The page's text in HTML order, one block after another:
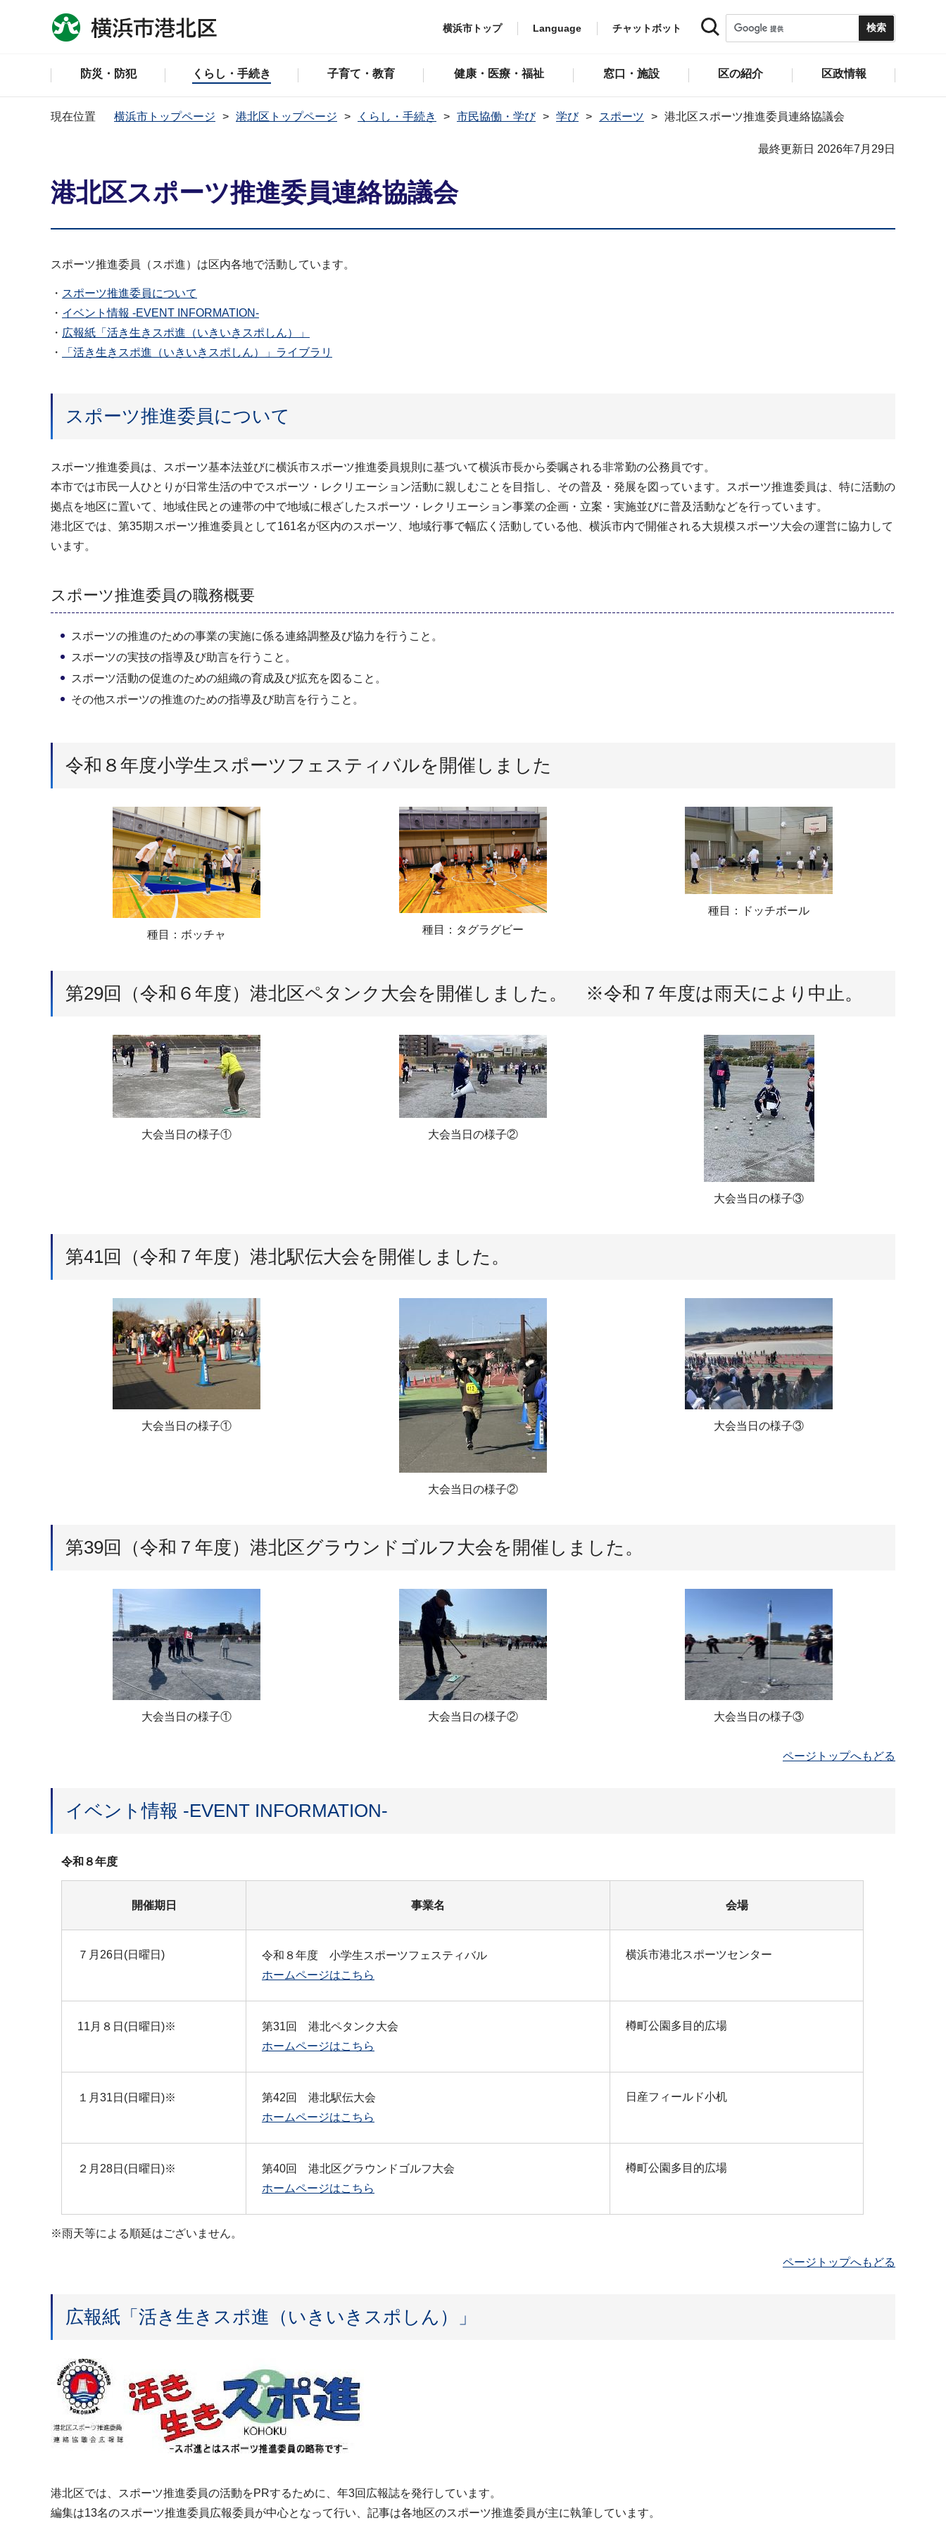
横浜市トップ Language チャットボット
防災・防犯 くらし・手続き 子育て・教育 健康・医療・福祉 窓口・施設 区の紹介 区政情報
現在位置 横浜市トップページ 港北区トップページ くらし・手続き 市民協働・学び 学び スポーツ 港北区スポーツ推進委員連絡協議会
最終更新日 2026年7月29日
港北区スポーツ推進委員連絡協議会
スポーツ推進委員（スポ進）は区内各地で活動しています。
・ スポーツ推進委員について
・ イベント情報 -EVENT INFORMATION-
・ 広報紙「活き生きスポ進（いきいきスポしん）」
・
「活き生きスポ進（いきいきスポしん）」ライブラリ
スポーツ推進委員について
スポーツ推進委員は、スポーツ基本法並びに横浜市スポーツ推進委員規則に基づいて横浜市長から委嘱される非常勤の公務員です。
本市では市民一人ひとりが日常生活の中でスポーツ・レクリエーション活動に親しむことを目指し、その普及・発展を図っています。スポーツ推進委員は、特に活動の
拠点を地区に置いて、地域住民との連帯の中で地域に根ざしたスポーツ・レクリエーション事業の企画・立案・実施並びに普及活動などを行っています。
港北区では、第35期スポーツ推進委員として161名が区内のスポーツ、地域行事で幅広く活動している他、横浜市内で開催される大規模スポーツ大会の運営に協力して
います。
スポーツ推進委員の職務概要
スポーツの推進のための事業の実施に係る連絡調整及び協力を行うこと。
スポーツの実技の指導及び助言を行うこと。
スポーツ活動の促進のための組織の育成及び拡充を図ること。
その他スポーツの推進のための指導及び助言を行うこと。
令和８年度小学生スポーツフェスティバルを開催しました
種目：ボッチャ 種目：タグラグビー
種目：ドッチボール
第29回（令和６年度）港北区ペタンク大会を開催しました。 ※令和７年度は雨天により中止。
大会当日の様子① 大会当日の様子②
大会当日の様子③
第41回（令和７年度）港北駅伝大会を開催しました。
大会当日の様子①
大会当日の様子②
大会当日の様子③
第39回（令和７年度）港北区グラウンドゴルフ大会を開催しました。
大会当日の様子① 大会当日の様子② 大会当日の様子③
ページトップへもどる
イベント情報 -EVENT INFORMATION-
令和８年度
開催期日 事業名 会場
７月26日(日曜日)
令和８年度 小学生スポーツフェスティバル
ホームページはこちら
横浜市港北スポーツセンター
11月８日(日曜日)※
第31回 港北ペタンク大会
ホームページはこちら
樽町公園多目的広場
１月31日(日曜日)※
第42回 港北駅伝大会
ホームページはこちら
日産フィールド小机
２月28日(日曜日)※
第40回 港北区グラウンドゴルフ大会
ホームページはこちら
樽町公園多目的広場
※雨天等による順延はございません。
ページトップへもどる
広報紙「活き生きスポ進（いきいきスポしん）」
港北区では、スポーツ推進委員の活動をPRするために、年3回広報誌を発行しています。
編集は13名のスポーツ推進委員広報委員が中心となって行い、記事は各地区のスポーツ推進委員が主に執筆しています。